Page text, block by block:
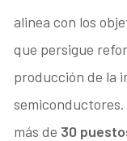
alinea con los
que persigue
producción de la
más de 30